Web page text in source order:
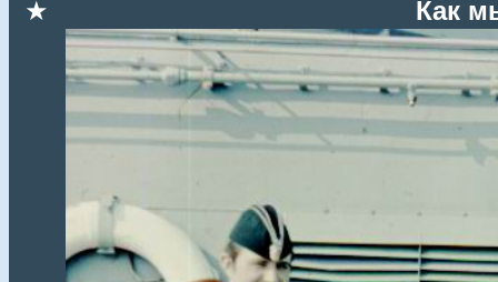
★ Как